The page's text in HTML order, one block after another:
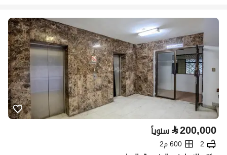
⃁200,000 سنوياً
2
600 م2